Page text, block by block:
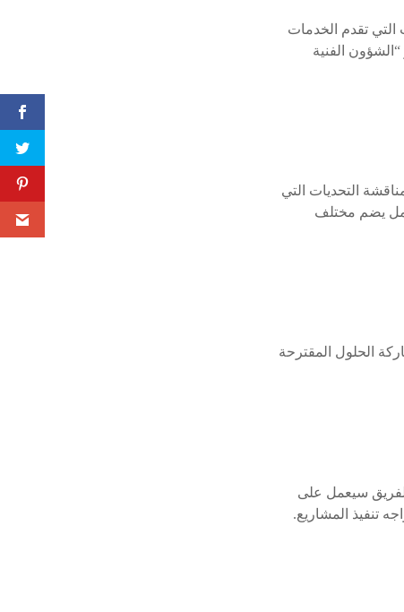
التي تقدم الخدمات
الفنية
التحديات التي
عمل يضم مختلف
الحلول المقترحة
سيعمل على
تنفيذ المشاريع.